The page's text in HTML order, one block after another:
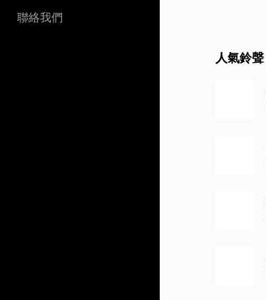
聯絡我們
人氣鈴聲